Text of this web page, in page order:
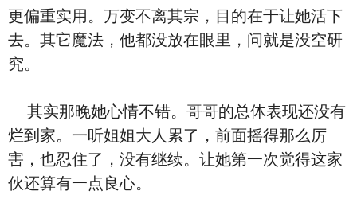
更偏重实用。万变不离其宗，目的在于让她活下
去。其它魔法，他都没放在眼里，问就是没空研
究。
其实那晚她心情不错。哥哥的总体表现还没有
烂到家。一听姐姐大人累了，前面摇得那么厉
害，也忍住了，没有继续。让她第一次觉得这家
伙还算有一点良心。